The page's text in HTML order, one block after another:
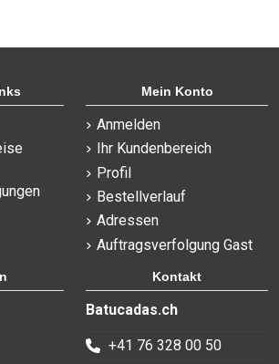
Mein Konto
Anmelden
Ihr Kundenbereich
Profil
Bestellverlauf
Adressen
Auftragsverfolgung Gast
Kontakt
Batucadas.ch
+41 76 328 00 50